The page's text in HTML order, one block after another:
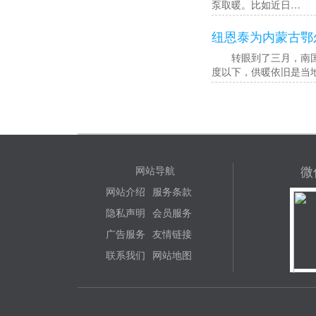
泵取暖。比如近日…
纽恩泰为内蒙古
转眼到了三月，南国
度以下，供暖依旧是
网站导航
网站介绍 服务条款
隐私声明 会员服务
广告服务 友情链接
联系我们 网站地图